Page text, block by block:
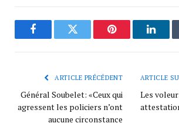
FacebookTwitter Pinterest
ARTICLE PRÉCÉDENT
Général Soubelet: «Ceux qui
agressent les policiers n’ont
aucune circonstance
ARTICLE
Les